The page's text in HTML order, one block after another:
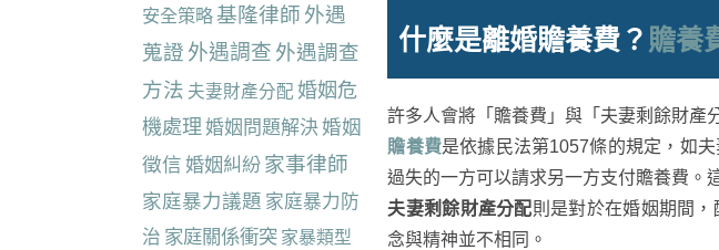
安全策略 基隆律師 外遇
蒐證 外遇調查 外遇調查
方法 夫妻財產分配 婚姻危
機處理 婚姻問題解決婚姻
徵信 婚姻糾紛 家事律師
家庭暴力議題 家庭暴力防
治 家庭關係衝突 家暴類型
什麼是離婚贍養費？ 贍養
許多人會將「贍養費」與「夫妻剩餘財產
贍養費是依據民法第1057條的規定，如
過失的一方可以請求另一方支付贍養費。
夫妻剩餘財產分配則是對於在婚姻期間
念與精神並不相同。